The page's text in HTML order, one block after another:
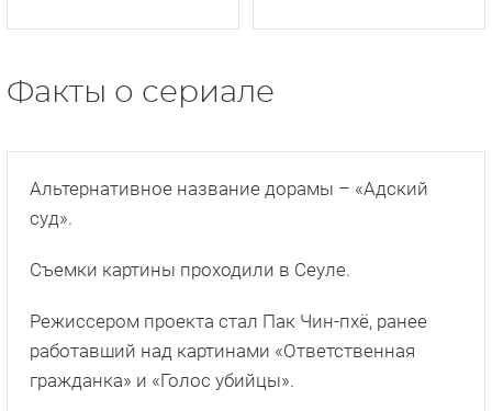
Факты о сериале
Альтернативное название дорамы – «Адский
суд».
Съемки картины проходили в Сеуле.
Режиссером проекта стал Пак Чин-пхё, ранее
работавший над картинами «Ответственная
гражданка» и «Голос убийцы».